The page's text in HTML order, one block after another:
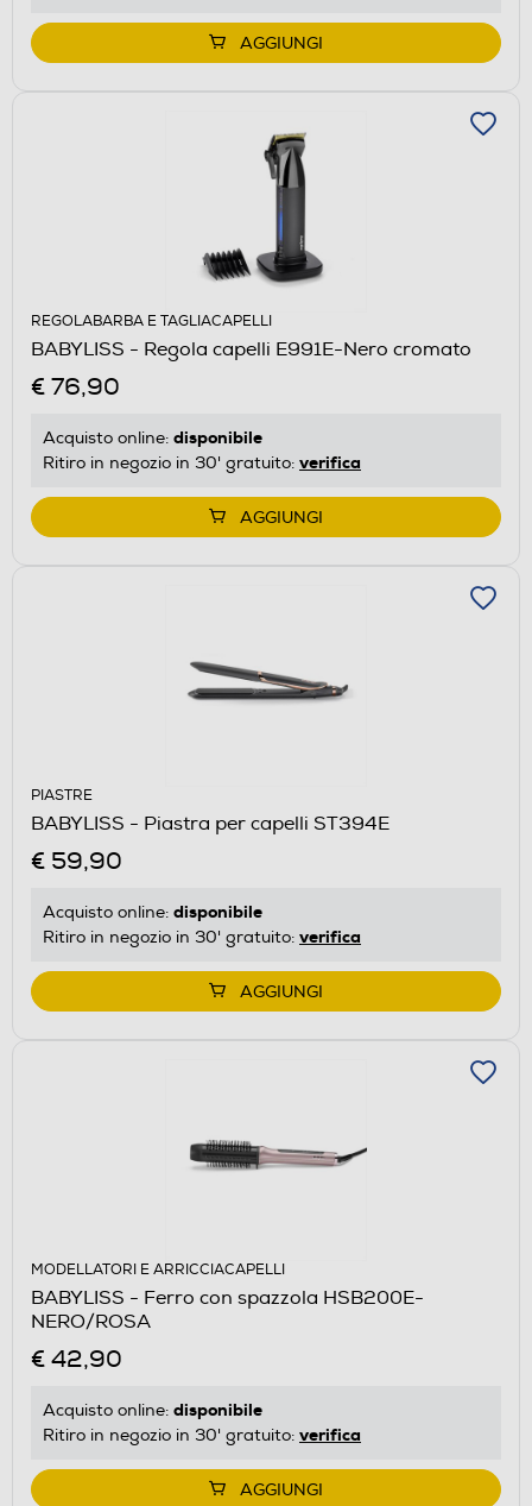
AGGIUNGI
REGOLABARBA E TAGLIACAPELLI
BABYLISS - Regola capelli E991E-Nero cromato
€ 76,90
Acquisto online: disponibile
Ritiro in negozio in 30' gratuito: verifica
AGGIUNGI
PIASTRE
BABYLISS - Piastra per capelli ST394E
€ 59,90
Acquisto online: disponibile
Ritiro in negozio in 30' gratuito: verifica
AGGIUNGI
MODELLATORI E ARRICCIACAPELLI
BABYLISS - Ferro con spazzola HSB200E-
NERO/ROSA
€ 42,90
Acquisto online: disponibile
Ritiro in negozio in 30' gratuito: verifica
AGGIUNGI